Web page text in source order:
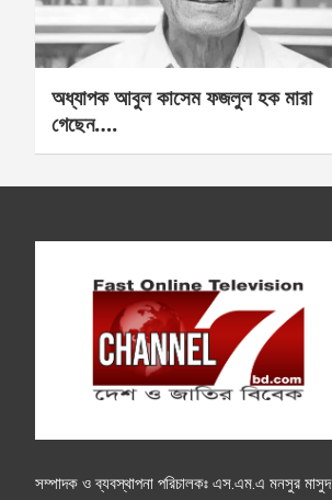
অধ্যাপক আবুল কাসেম ফজলুল হক মারা
গেছেন….
সম্পাদক ও ব্যবস্থাপনা পরিচালকঃ এস.এম.এ মনসুর মাসুদ